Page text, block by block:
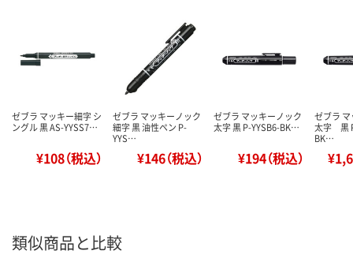
ゼブラ マッキー細字 シ
ングル 黒 AS-YYSS7…
¥108（税込）
ゼブラ マッキーノック
細字 黒 油性ペン P-
YYS…
¥146（税込）
ゼブラ マッキーノック
太字 黒 P-YYSB6-BK…
¥194（税込）
ゼブラ
太字 黒
BK…
類似商品と比較